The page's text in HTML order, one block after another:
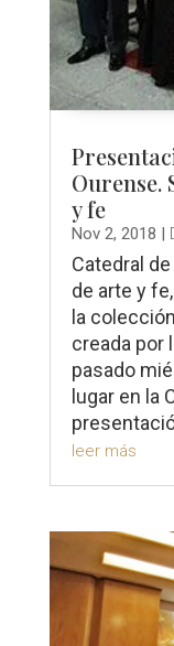
Ourense.
y fe
Nov 2, 2018 |
Catedral
de arte y
la
creada por
pasado
lugar en la
leer más